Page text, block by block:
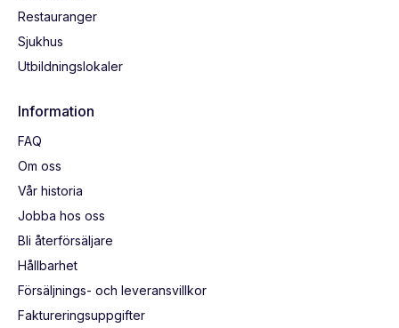
Restauranger
Sjukhus
Utbildningslokaler
Information
FAQ
Om oss
Vår historia
Jobba hos oss
Bli återförsäljare
Hållbarhet
Försäljnings- och leveransvillkor
Faktureringsuppgifter